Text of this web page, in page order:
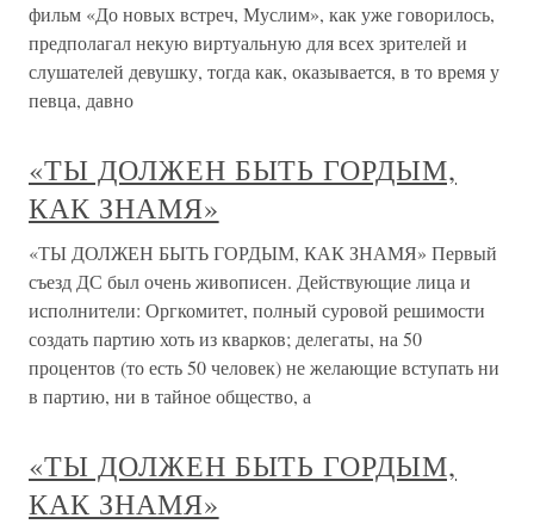
фильм «До новых встреч, Муслим», как уже говорилось,
предполагал некую виртуальную для всех зрителей и
слушателей девушку, тогда как, оказывается, в то время у
певца, давно
«ТЫ ДОЛЖЕН БЫТЬ ГОРДЫМ,
КАК ЗНАМЯ»
«ТЫ ДОЛЖЕН БЫТЬ ГОРДЫМ, КАК ЗНАМЯ» Первый
съезд ДС был очень живописен. Действующие лица и
исполнители: Оргкомитет, полный суровой решимости
создать партию хоть из кварков; делегаты, на 50
процентов (то есть 50 человек) не желающие вступать ни
в партию, ни в тайное общество, а
«ТЫ ДОЛЖЕН БЫТЬ ГОРДЫМ,
КАК ЗНАМЯ»